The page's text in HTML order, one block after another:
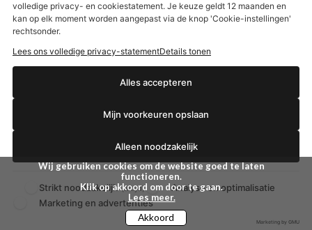
Volatile Massageolie
nek en schouder (1 ltr)
Massage-oliën zijn niet meer
weg te denken uit de
€ 43,80
eucalyptus (100 ml)
Massagelolie van kajeput en
eucalyptus in een basis van
10% jojoba en 90%
amandelolie.
Wij gebruiken cookies om de website goed te laten
functioneren.
Klik op akkoord om door te gaan.
Lees meer.
Akkoord
volledige privacy- en cookiestatement. Je keuze geldt 12 maanden en
kan op elk moment worden aangepast via de knop 'Cookie-instellingen'
rechtsonder.
Lees ons volledige privacy-statementDetails tonen
Alles accepteren
Mijn voorkeuren opslaan
Alleen noodzakelijk
Strikt noodzakelijk(altijd)
Analyse en optimalisatie
Marketing en advertenties
Marketing by GMU
€2,50 korting?
Ja, ik wil korting